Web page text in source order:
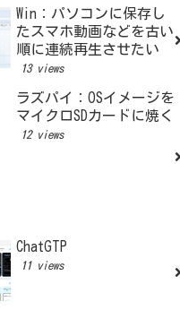
Win：パソコンに保存し
たスマホ動画などを古い
順に連続再生させたい
13 views
ラズパイ：OSイメージを
マイクロSDカードに焼く
12 views
ChatGTP
11 views